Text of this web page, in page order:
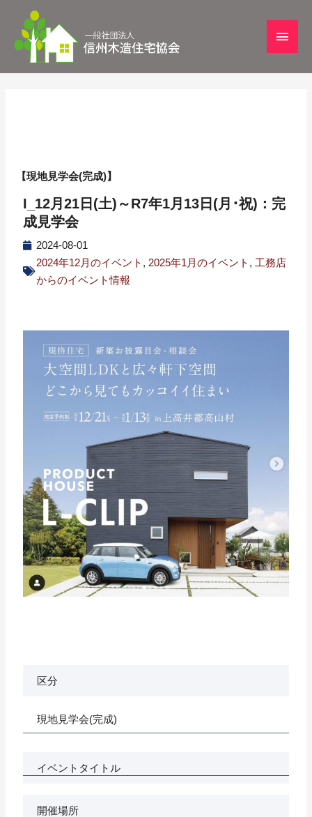
【現地見学会(完成)】
I_12月21日(土)～R7年1月13日(月･祝)：完
成見学会
2024-08-01
2024年12月のイベント , 2025年1月のイベント , 工務店
からのイベント情報
区分
現地見学会(完成)
イベントタイトル
開催場所